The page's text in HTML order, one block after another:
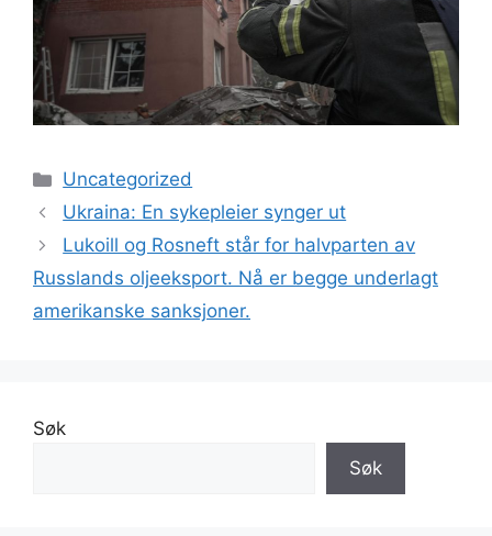
Kategorier
Uncategorized
Ukraina: En sykepleier synger ut
Lukoill og Rosneft står for halvparten av
Russlands oljeeksport. Nå er begge underlagt
amerikanske sanksjoner.
Søk
Søk